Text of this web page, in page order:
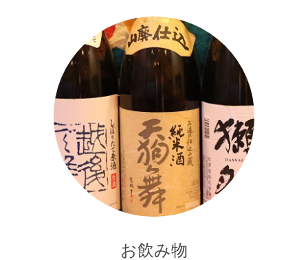
お飲み物